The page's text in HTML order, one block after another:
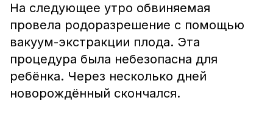
На следующее утро обвиняемая
провела родоразрешение с помощью
вакуум-экстракции плода. Эта
процедура была небезопасна для
ребёнка. Через несколько дней
новорождённый скончался.